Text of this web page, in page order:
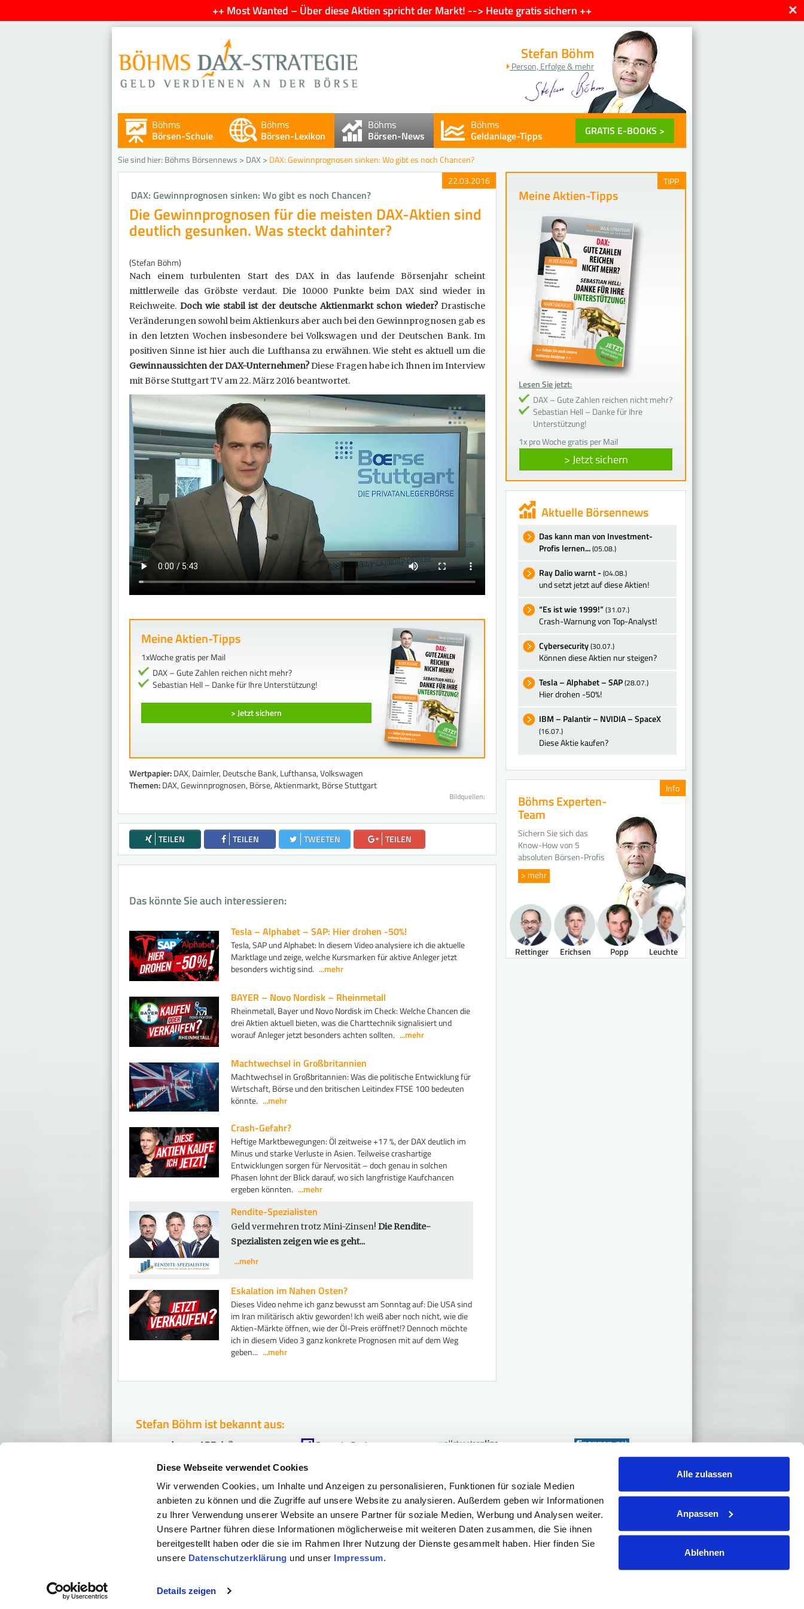
Diese Webseite verwendet Cookies
Wir verwenden Cookies, um Inhalte und Anzeigen zu personalisieren, Funktionen für soziale Medien
anbieten zu können und die Zugriffe auf unsere Website zu analysieren. Außerdem geben wir Informationen
zu Ihrer Verwendung unserer Website an unsere Partner für soziale Medien, Werbung und Analysen weiter.
Unsere Partner führen diese Informationen möglicherweise mit weiteren Daten zusammen, die Sie ihnen
bereitgestellt haben oder die sie im Rahmen Ihrer Nutzung der Dienste gesammelt haben. Hier finden Sie
unsere Datenschutzerklärung und unser Impressum.
Details zeigen
Alle zulassen
Anpassen
Ablehnen
++ Most Wanted – Über diese Aktien spricht der Markt! --> Heute gratis sichern ++ ×
Stefan Böhm
Person, Erfolge & mehr
Böhms
Börsen-Schule
Böhms
Börsen-Lexikon
Böhms
Börsen-News
Böhms
Geldanlage-Tipps GRATIS E-BOOKS >
Sie sind hier: Böhms Börsennews > DAX> DAX: Gewinnprognosen sinken: Wo gibt es noch Chancen?
22.03.2016
DAX: Gewinnprognosen sinken: Wo gibt es noch Chancen?
Die Gewinnprognosen für die meisten DAX-Aktien sind
deutlich gesunken. Was steckt dahinter?
(Stefan Böhm)
Nach einem turbulenten Start des DAX in das laufende Börsenjahr scheint
mittlerweile das Gröbste verdaut. Die 10.000 Punkte beim DAX sind wieder in
Reichweite. Doch wie stabil ist der deutsche Aktienmarkt schon wieder?Drastische
Veränderungen sowohl beim Aktienkurs aber auch bei den Gewinnprognosen gab es
in den letzten Wochen insbesondere bei Volkswagen und der Deutschen Bank. Im
positiven Sinne ist hier auch die Lufthansa zu erwähnen. Wie steht es aktuell um die
Gewinnaussichten der DAX-Unternehmen?Diese Fragen habe ich Ihnen im Interview
mit Börse Stuttgart TV am 22. März 2016 beantwortet.
Meine Aktien-Tipps
1xWoche gratis per Mail
DAX – Gute Zahlen reichen nicht mehr?
Sebastian Hell – Danke für Ihre Unterstützung!
> Jetzt sichern
Wertpapier:DAX, Daimler, Deutsche Bank, Lufthansa, Volkswagen
Themen:DAX, Gewinnprognosen, Börse, Aktienmarkt, Börse Stuttgart
Bildquellen:
TEILEN TEILEN TWEETEN TEILEN
Das könnte Sie auch interessieren:
Tesla – Alphabet – SAP: Hier drohen -50%!
Tesla, SAP und Alphabet: In diesem Video analysiere ich die aktuelle
Marktlage und zeige, welche Kursmarken für aktive Anleger jetzt
besonders wichtig sind. ...mehr
BAYER – Novo Nordisk – Rheinmetall
Rheinmetall, Bayer und Novo Nordisk im Check: Welche Chancen die
drei Aktien aktuell bieten, was die Charttechnik signalisiert und
worauf Anleger jetzt besonders achten sollten. ...mehr
Machtwechsel in Großbritannien
Machtwechsel in Großbritannien: Was die politische Entwicklung für
Wirtschaft, Börse und den britischen Leitindex FTSE 100 bedeuten
könnte. ...mehr
Crash-Gefahr?
Heftige Marktbewegungen: Öl zeitweise +17 %, der DAX deutlich im
Minus und starke Verluste in Asien. Teilweise crashartige
Entwicklungen sorgen für Nervosität – doch genau in solchen
Phasen lohnt der Blick darauf, wo sich langfristige Kaufchancen
ergeben könnten. ...mehr
Rendite-Spezialisten
Geld vermehren trotz Mini-Zinsen! Die Rendite-
Spezialisten zeigen wie es geht...
...mehr
Eskalation im Nahen Osten?
Dieses Video nehme ich ganz bewusst am Sonntag auf: Die USA sind
im Iran militärisch aktiv geworden! Ich weiß aber noch nicht, wie die
Aktien-Märkte öffnen, wie der Öl-Preis eröffnet!? Dennoch möchte
ich in diesem Video 3 ganz konkrete Prognosen mit auf dem Weg
geben... ...mehr
TIPP
Meine Aktien-Tipps
Lesen Sie jetzt:
DAX – Gute Zahlen reichen nicht mehr?
Sebastian Hell – Danke für Ihre
Unterstützung!
1x pro Woche gratis per Mail
> Jetzt sichern
Aktuelle Börsennews
Das kann man von Investment-
Profis lernen...(05.08.)
Ray Dalio warnt - (04.08.)
und setzt jetzt auf diese Aktien!
“Es ist wie 1999!”(31.07.)
Crash-Warnung von Top-Analyst!
Cybersecurity(30.07.)
Können diese Aktien nur steigen?
Tesla – Alphabet – SAP(28.07.)
Hier drohen -50%!
IBM – Palantir – NVIDIA – SpaceX
(16.07.)
Diese Aktie kaufen?
Rettinger Erichsen Popp Leuchte
Info
Böhms Experten-
Team
Sichern Sie sich das
Know-How von 5
absoluten Börsen-Profis
> mehr
Stefan Böhm ist bekannt aus:
Ist Ihr Geld in Gefahr?
Diese Tipps schützen Ihr Vermögen
> JETZT SICHERN!
Böhms Börsen-Schule
BöhmsBörsen-Lexikon
BöhmsBörsen-News
BöhmsGeldanlage-Tipps
Kontakt
AGB
Partner